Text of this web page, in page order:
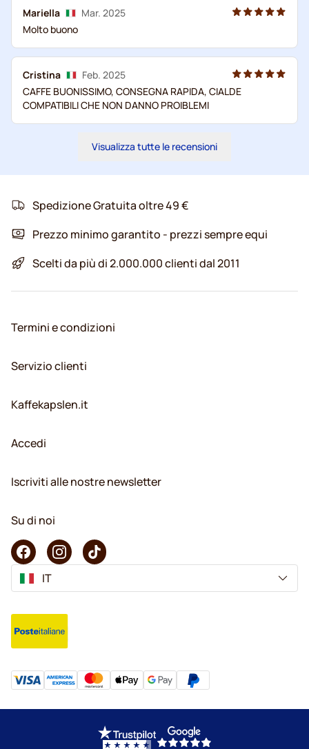
Mariella
Mar. 2025
Molto buono
Cristina
Feb. 2025
CAFFE BUONISSIMO, CONSEGNA RAPIDA, CIALDE
COMPATIBILI CHE NON DANNO PROIBLEMI
Visualizza tutte le recensioni
Spedizione Gratuita oltre 49 €
Prezzo minimo garantito - prezzi sempre equi
Scelti da più di 2.000.000 clienti dal 2011
Termini e condizioni
Servizio clienti
Kaffekapslen.it
Accedi
Iscriviti alle nostre newsletter
Su di noi
IT